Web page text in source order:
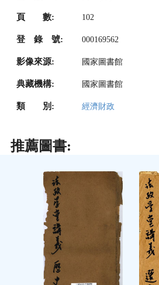
頁 數: 102
登 錄 號: 000169562
影像來源: 國家圖書館
典藏機構: 國家圖書館
類 別: 經濟財政
推薦圖書: